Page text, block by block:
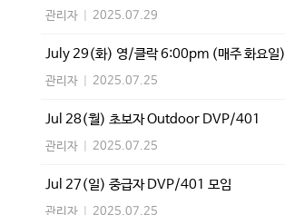
관리자 2025.07.29
July 29(화) 영/클락 6:00pm (매주 화요일)
관리자 2025.07.25
Jul 28(월) 초보자 Outdoor DVP/401
관리자 2025.07.25
Jul 27(일) 중급자 DVP/401 모임
관리자 2025.07.25